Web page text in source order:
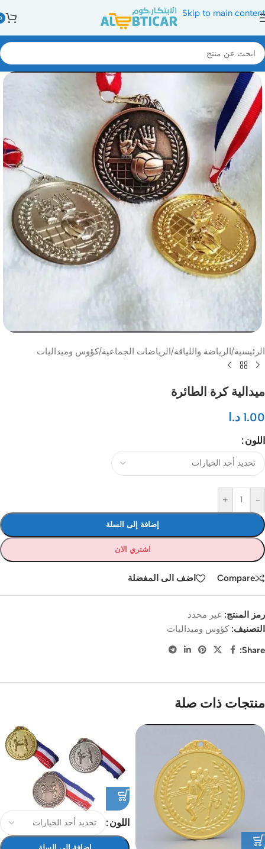
Skip to main content
الرئيسية/الرياضة واللياقة/الرياضات الجماعية/كؤوس وميداليات
ميدالية كرة الطائرة
1.00 د.ا
اللون
-
+
إضافة إلى السلة
اشتري الان
Compare اضف الى المفضلة
رمز المنتج: غير محدد
التصنيف: كؤوس وميداليات
Share:
منتجات ذات صلة
اللون